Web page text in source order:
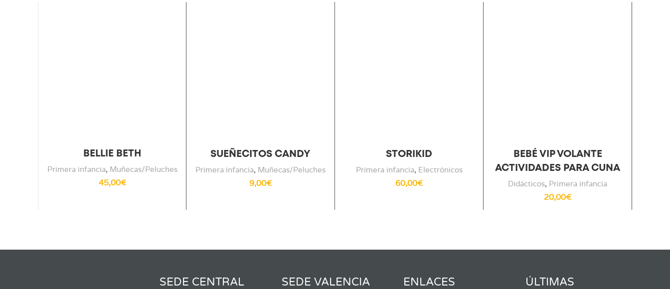
BELLIE BETH
Primera infancia, Muñecas/Peluches
45,00€
SUEÑECITOS CANDY
Primera infancia, Muñecas/Peluches
9,00€
STORIKID
Primera infancia, Electrónicos
60,00€
BEBÉ VIP VOLANTE
ACTIVIDADES PARA CUNA
Didácticos, Primera infancia
20,00€
SEDE CENTRAL SEDE VALENCIA ENLACES
ÚLTIMAS